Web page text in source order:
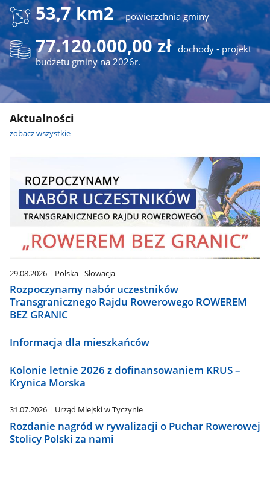
53,7 km2 - powierzchnia gminy
77.120.000,00 zł dochody - projekt
budżetu gminy na 2026r.
Aktualności
zobacz wszystkie
29.08.2026 Polska - Słowacja
Rozpoczynamy nabór uczestników
Transgranicznego Rajdu Rowerowego ROWEREM
BEZ GRANIC
Informacja dla mieszkańców
Kolonie letnie 2026 z dofinansowaniem KRUS –
Krynica Morska
31.07.2026 Urząd Miejski w Tyczynie
Rozdanie nagród w rywalizacji o Puchar Rowerowej
Stolicy Polski za nami